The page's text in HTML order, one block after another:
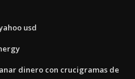
usd
dinero con crucigramas de